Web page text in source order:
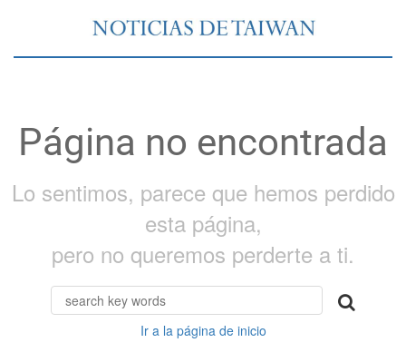
Página no encontrada
Lo sentimos, parece que hemos perdido
esta página,
pero no queremos perderte a ti.
Ir a la página de inicio